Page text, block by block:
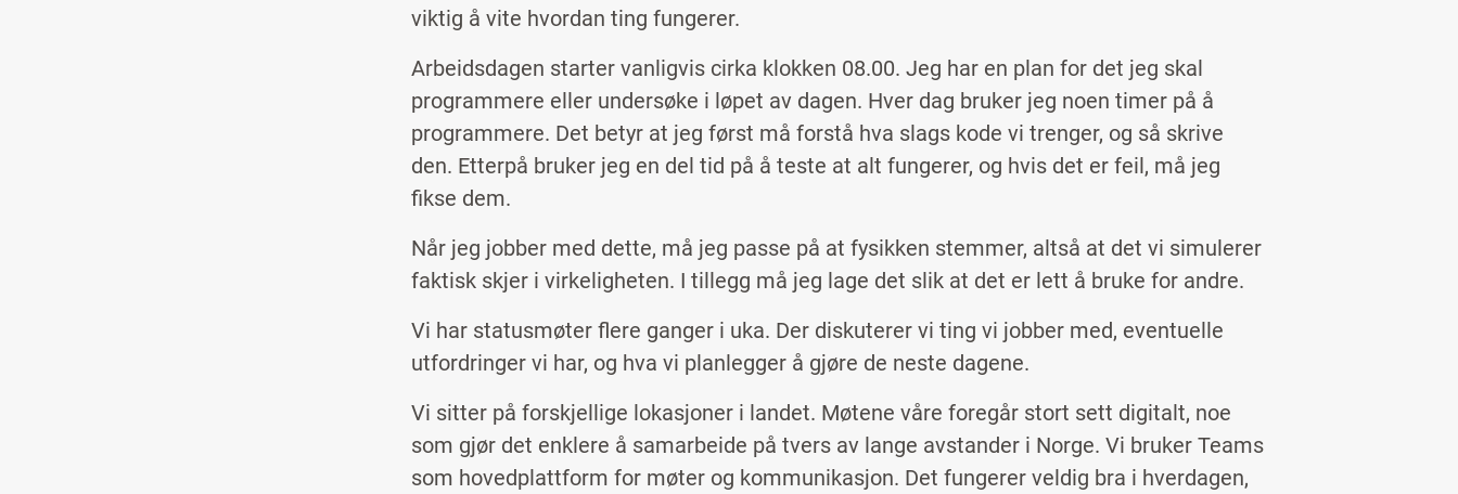
viktig å vite hvordan ting fungerer.
Arbeidsdagen starter vanligvis cirka klokken 08.00. Jeg har en plan for det jeg skal
programmere eller undersøke i løpet av dagen. Hver dag bruker jeg noen timer på å
programmere. Det betyr at jeg først må forstå hva slags kode vi trenger, og så skrive
den. Etterpå bruker jeg en del tid på å teste at alt fungerer, og hvis det er feil, må jeg
fikse dem.
Når jeg jobber med dette, må jeg passe på at fysikken stemmer, altså at det vi simulerer
faktisk skjer i virkeligheten. I tillegg må jeg lage det slik at det er lett å bruke for andre.
Vi har statusmøter flere ganger i uka. Der diskuterer vi ting vi jobber med, eventuelle
utfordringer vi har, og hva vi planlegger å gjøre de neste dagene.
Vi sitter på forskjellige lokasjoner i landet. Møtene våre foregår stort sett digitalt, noe
som gjør det enklere å samarbeide på tvers av lange avstander i Norge. Vi bruker Teams
som hovedplattform for møter og kommunikasjon. Det fungerer veldig bra i hverdagen,